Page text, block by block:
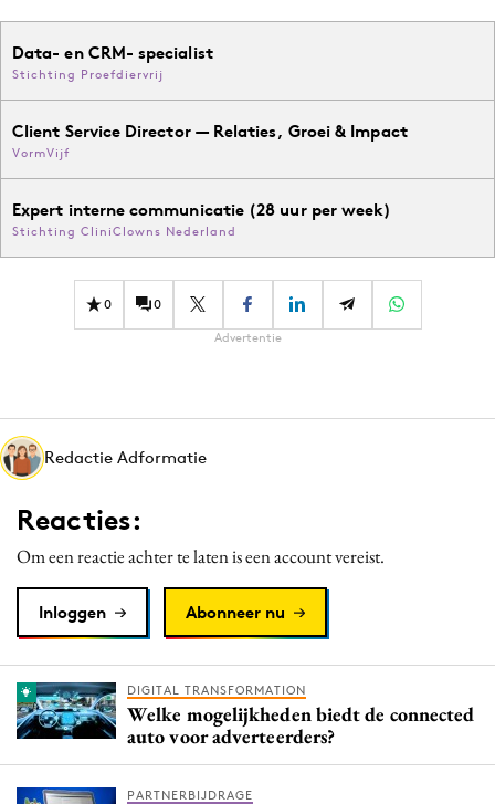
Data- en CRM- specialist
Stichting Proefdiervrij
Client Service Director — Relaties, Groei & Impact
VormVijf
Expert interne communicatie (28 uur per week)
Stichting CliniClowns Nederland
0 0
Advertentie
Redactie Adformatie
Reacties:
Om een reactie achter te laten is een account vereist.
Inloggen Abonneer nu
DIGITAL TRANSFORMATION
Welke mogelijkheden biedt de connected
auto voor adverteerders?
PARTNERBIJDRAGE